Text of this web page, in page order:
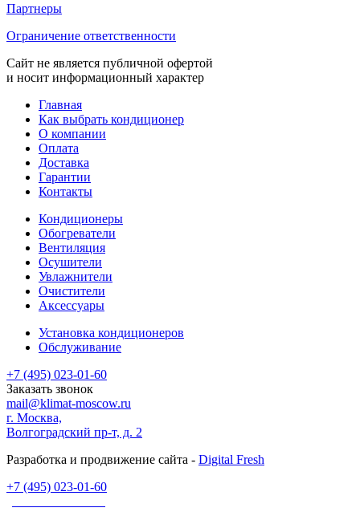
Партнеры
Ограничение ответственности
Сайт не является публичной офертой
и носит информационный характер
Главная
Как выбрать кондиционер
О компании
Оплата
Доставка
Гарантии
Контакты
Кондиционеры
Обогреватели
Вентиляция
Осушители
Увлажнители
Очистители
Аксессуары
Установка кондиционеров
Обслуживание
+7 (495) 023-01-60
Заказать звонок
mail@klimat-moscow.ru
г. Москва,
Волгоградский пр-т, д. 2
Разработка и продвижение сайта - Digital Fresh
+7 (495) 023-01-60